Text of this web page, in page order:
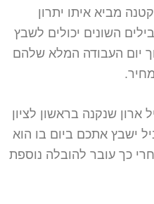
מביא איתו יתרון
השונים יכולים לשבץ
יום העבודה המלא שלהם
שנקנה בראשון לציון
ישבץ אתכם ביום בו הוא
כך עובר להובלה נוספת